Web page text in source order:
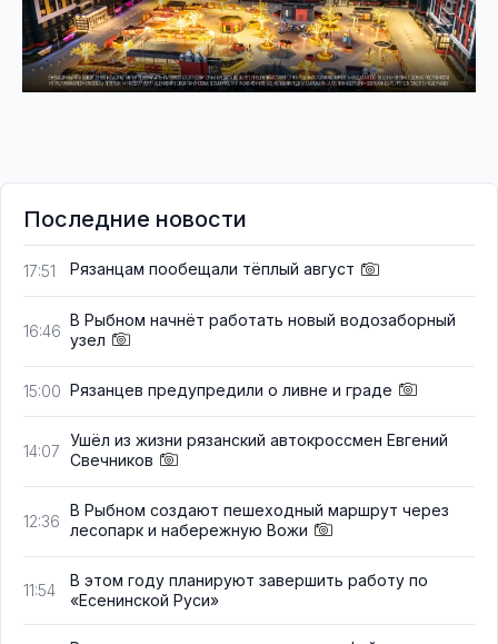
Последние новости
17:51 Рязанцам пообещали тёплый август
16:46
В Рыбном начнёт работать новый водозаборный
узел
15:00 Рязанцев предупредили о ливне и граде
14:07
Ушёл из жизни рязанский автокроссмен Евгений
Свечников
12:36
В Рыбном создают пешеходный маршрут через
лесопарк и набережную Вожи
11:54
В этом году планируют завершить работу по
«Есенинской Руси»